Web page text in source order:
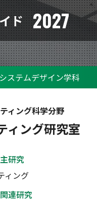
ド 2027
ステムデザイン学科
ィング科学分野
ィング研究室
研究
ィング
連研究